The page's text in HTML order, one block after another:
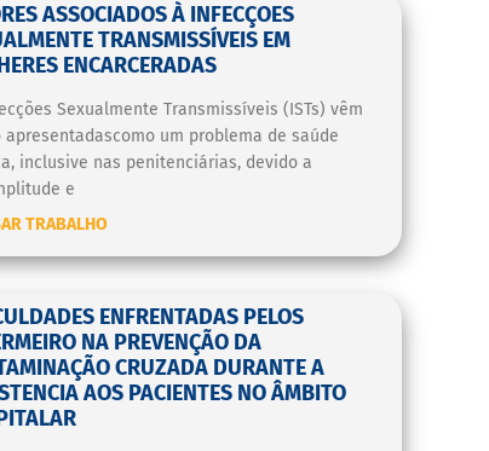
ASSOCIADOS À INFECÇOES
TRANSMISSÍVEIS EM
ENCARCERADAS
Sexualmente Transmissíveis (ISTs) vêm
apresentadascomo um problema de saúde
inclusive nas penitenciárias, devido a
e
TRABALHO
ENFRENTADAS PELOS
NA PREVENÇÃO DA
CRUZADA DURANTE A
AOS PACIENTES NO ÂMBITO